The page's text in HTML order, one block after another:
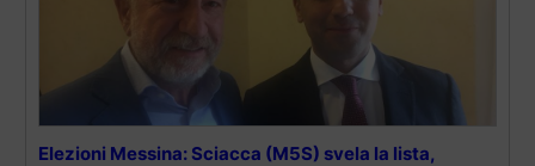
Elezioni Messina: Sciacca (M5S) svela la lista,